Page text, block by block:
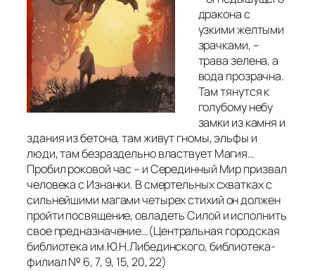
дракона с
узкими желтыми
зрачками, –
трава зелена, а
вода прозрачна.
Там тянутся к
голубому небу
замки из камня и
здания из бетона, там живут гномы, эльфы и
люди, там безраздельно властвует Магия…
Пробил роковой час – и Серединный Мир призвал
человека с Изнанки. В смертельных схватках с
сильнейшими магами четырех стихий он должен
пройти посвящение, овладеть Силой и исполнить
свое предназначение…(Центральная городская
библиотека им.Ю.Н.Либединского, библиотека-
филиал № 6, 7, 9, 15, 20, 22)